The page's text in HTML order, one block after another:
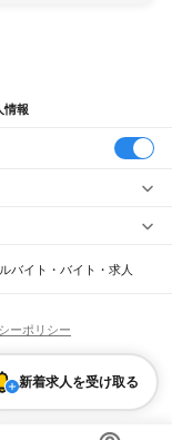
情報
郡可児郡大野郡
美乃坂本駅
濃太田駅古井駅中川辺駅
下呂駅禅昌寺駅飛騨萩原駅
鮮魚加工
BAR）・バーテンダー
ャー）
由ひげOKネイルOK
国人活躍中
のみOK 土日祝休み
バイト・バイト・求人
新着求人を受け取る
ーポリシー